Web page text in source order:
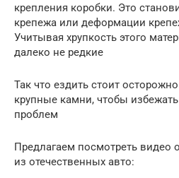
крепления коробки. Это
крепежа или деформации
Учитывая хрупкость этого
далеко не редкие
Так что ездить стоит
крупные камни, чтобы
проблем
Предлагаем посмотреть
из отечественных авто: